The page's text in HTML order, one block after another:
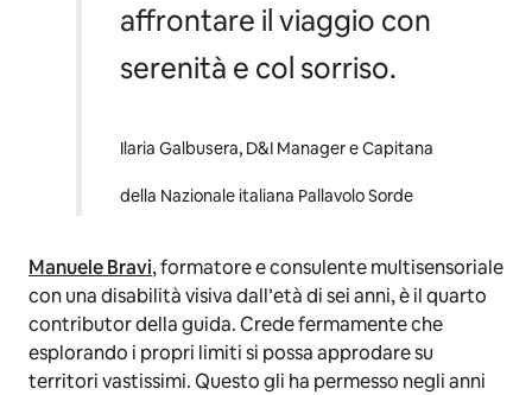
affrontare il viaggio con
serenità e col sorriso.
Ilaria Galbusera, D&I Manager e Capitana
della Nazionale italiana Pallavolo Sorde
Manuele Bravi, formatore e consulente multisensoriale
con una disabilità visiva dall’età di sei anni, è il quarto
contributor della guida. Crede fermamente che
esplorando i propri limiti si possa approdare su
territori vastissimi. Questo gli ha permesso negli anni